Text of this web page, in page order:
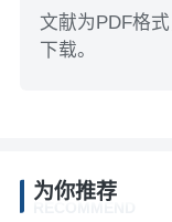
文献为PDF格
下载。
为你推荐